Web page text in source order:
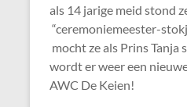
als 14 jarige meid stond
“ceremoniemeester-
mocht ze als Prins
wordt er weer een
AWC De Keien!